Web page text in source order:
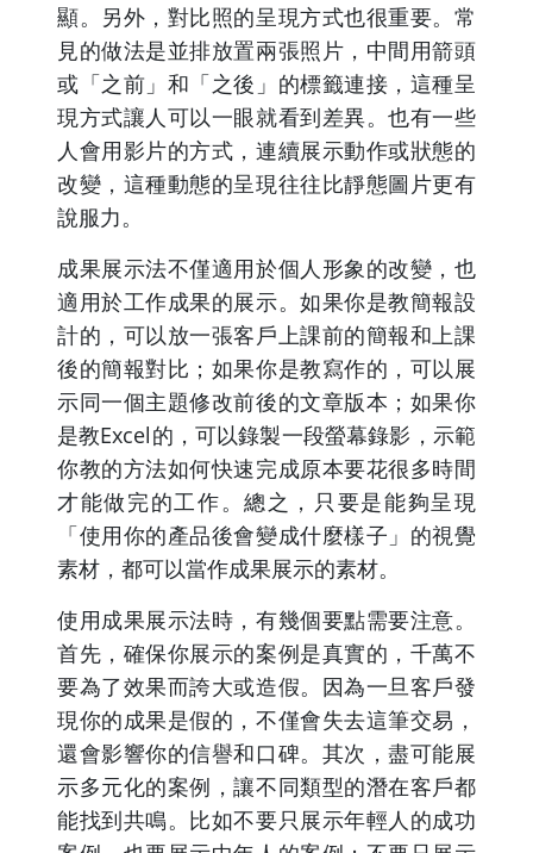
顯。另外，對比照的呈現方式也很重要。常
見的做法是並排放置兩張照片，中間用箭頭
或「之前」和「之後」的標籤連接，這種呈
現方式讓人可以一眼就看到差異。也有一些
人會用影片的方式，連續展示動作或狀態的
改變，這種動態的呈現往往比靜態圖片更有
說服力。
成果展示法不僅適用於個人形象的改變，也
適用於工作成果的展示。如果你是教簡報設
計的，可以放一張客戶上課前的簡報和上課
後的簡報對比；如果你是教寫作的，可以展
示同一個主題修改前後的文章版本；如果你
是教Excel的，可以錄製一段螢幕錄影，示範
你教的方法如何快速完成原本要花很多時間
才能做完的工作。總之，只要是能夠呈現
「使用你的產品後會變成什麼樣子」的視覺
素材，都可以當作成果展示的素材。
使用成果展示法時，有幾個要點需要注意。
首先，確保你展示的案例是真實的，千萬不
要為了效果而誇大或造假。因為一旦客戶發
現你的成果是假的，不僅會失去這筆交易，
還會影響你的信譽和口碑。其次，盡可能展
示多元化的案例，讓不同類型的潛在客戶都
能找到共鳴。比如不要只展示年輕人的成功